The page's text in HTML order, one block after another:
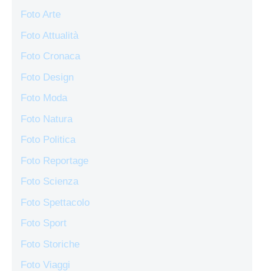
Foto Arte
Foto Attualità
Foto Cronaca
Foto Design
Foto Moda
Foto Natura
Foto Politica
Foto Reportage
Foto Scienza
Foto Spettacolo
Foto Sport
Foto Storiche
Foto Viaggi